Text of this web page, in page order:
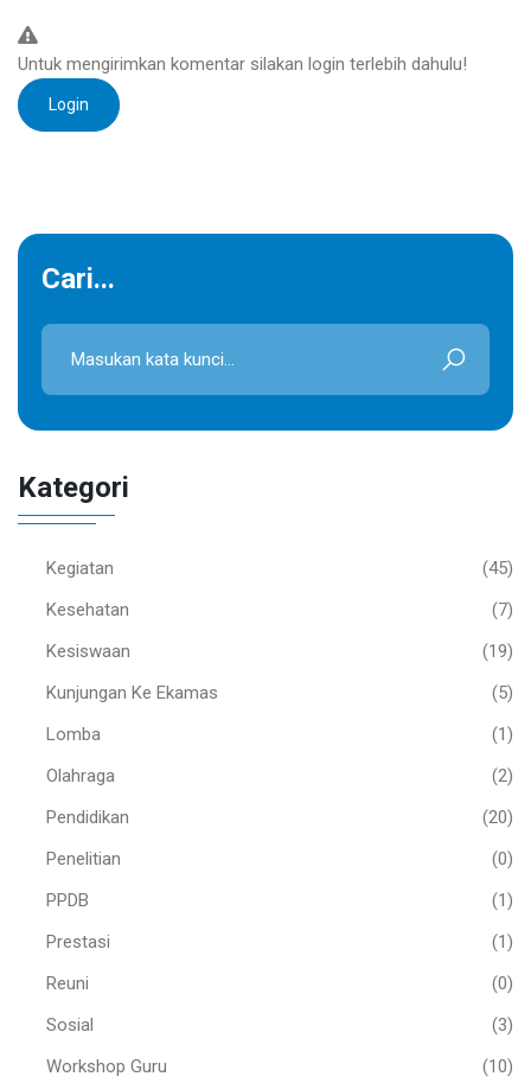
Untuk mengirimkan komentar silakan login terlebih dahulu!
Login
Cari...
Kategori
Kegiatan
(45)
Kesehatan
(7)
Kesiswaan
(19)
Kunjungan Ke Ekamas
(5)
Lomba
(1)
Olahraga
(2)
Pendidikan
(20)
Penelitian
(0)
PPDB
(1)
Prestasi
(1)
Reuni
(0)
Sosial
(3)
Workshop Guru
(10)